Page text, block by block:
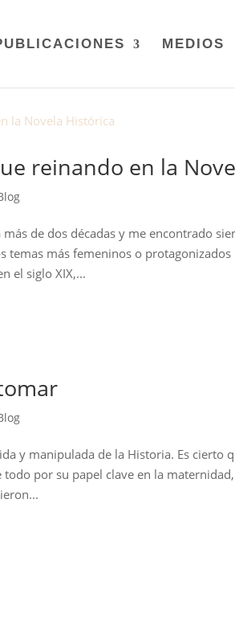
MEDIOS
reinando en la
de dos décadas y me encontrado
temas más femeninos o
el siglo XIX,...
y manipulada de la Historia. Es cierto
por su papel clave en la